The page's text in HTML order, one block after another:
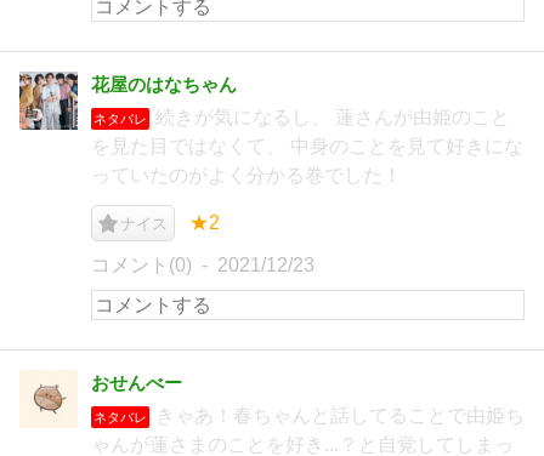
花屋のはなちゃん
ネタバレ
続きが気になるし、 蓮さんが由姫のこと
を見た目ではなくて、 中身のことを見て好きにな
っていたのがよく分かる巻でした！
ナイス ★2
コメント(0) 2021/12/23
おせんべー
ネタバレ
きゃあ！春ちゃんと話してることで由姫ち
ゃんが蓮さまのことを好き...？と自覚してしまっ